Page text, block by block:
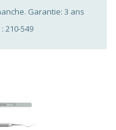
Garantie: 3 ans
210-549